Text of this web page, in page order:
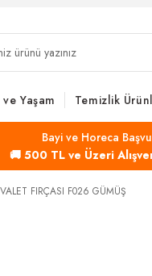
ve Yaşam Temizlik
Bayi ve Horeca
🚚 500 TL ve Üzeri
FIRÇASI F026 GÜMÜŞ